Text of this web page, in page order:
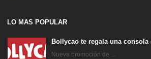
LO MAS POPULAR
Bollycao te regala una consola
Nueva promoción de ...